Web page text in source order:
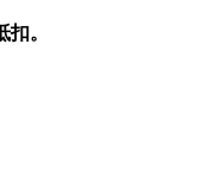
。